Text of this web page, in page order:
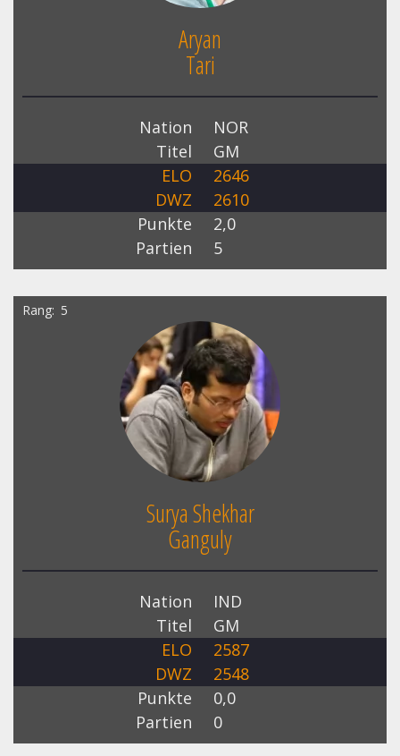
Aryan
Tari
Nation
NOR
Titel
GM
ELO
2646
DWZ
2610
Punkte
2,0
Partien
5
Rang 5
Surya Shekhar
Ganguly
Nation
IND
Titel
GM
ELO
2587
DWZ
2548
Punkte
0,0
Partien
0